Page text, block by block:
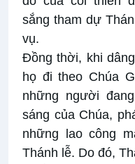
sắng tham dự
vụ.
Đồng thời, khi
họ đi theo Chúa
những người
sáng của Chúa,
những lao công
Thánh lễ. Do đó,